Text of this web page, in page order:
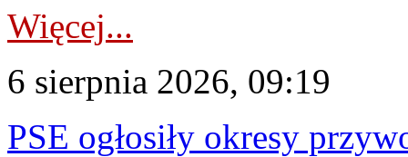
Więcej...
6 sierpnia 2026, 09:19
PSE ogłosiły okresy